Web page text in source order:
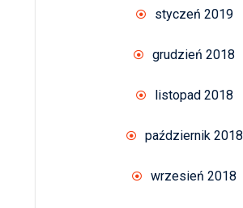
styczeń 2019
grudzień 2018
listopad 2018
październik 2018
wrzesień 2018